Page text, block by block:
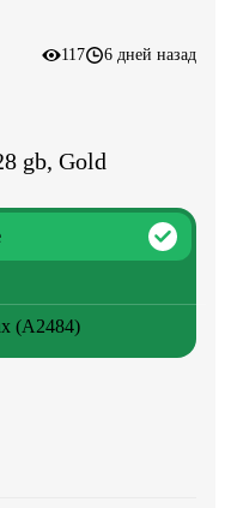
117 6 дней назад
gb, Gold
(A2484)